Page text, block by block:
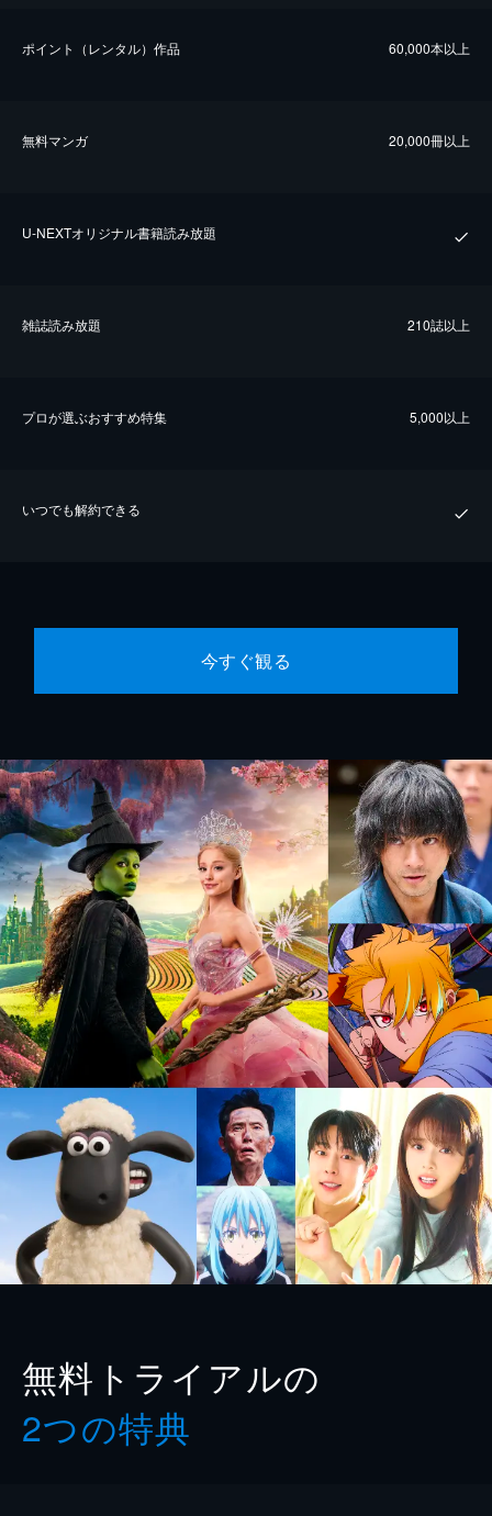
ポイント（レンタル）作品 60,000本以上
無料マンガ 20,000冊以上
U-NEXTオリジナル書籍読み放題
雑誌読み放題 210誌以上
プロが選ぶおすすめ特集 5,000以上
いつでも解約できる
今すぐ観る
無料トライアルの
2つの特典